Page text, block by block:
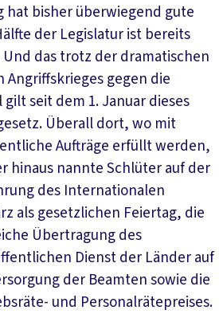
hat bisher überwiegend gute
der Legislatur ist bereits
das trotz der dramatischen
Angriffskrieges gegen die
seit dem 1. Januar dieses
Überall dort, wo mit
Aufträge erfüllt werden,
hinaus nannte Schlüter auf der
des Internationalen
als gesetzlichen Feiertag, die
Übertragung des
Dienst der Länder auf
der Beamten sowie die
und Personalrätepreises.